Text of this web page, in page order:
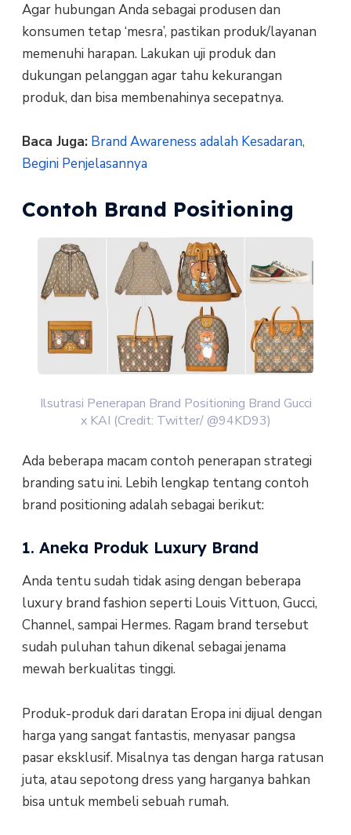
Agar hubungan Anda sebagai produsen dan
konsumen tetap ‘mesra’, pastikan produk/layanan
memenuhi harapan. Lakukan uji produk dan
dukungan pelanggan agar tahu kekurangan
produk, dan bisa membenahinya secepatnya.
Baca Juga: Brand Awareness adalah Kesadaran,
Begini Penjelasannya
Contoh Brand Positioning
Ilsutrasi Penerapan Brand Positioning Brand Gucci
x KAI (Credit: Twitter/ @94KD93)
Ada beberapa macam contoh penerapan strategi
branding satu ini. Lebih lengkap tentang contoh
brand positioning adalah sebagai berikut:
1. Aneka Produk Luxury Brand
Anda tentu sudah tidak asing dengan beberapa
luxury brand fashion seperti Louis Vittuon, Gucci,
Channel, sampai Hermes. Ragam brand tersebut
sudah puluhan tahun dikenal sebagai jenama
mewah berkualitas tinggi.
Produk-produk dari daratan Eropa ini dijual dengan
harga yang sangat fantastis, menyasar pangsa
pasar eksklusif. Misalnya tas dengan harga ratusan
juta, atau sepotong dress yang harganya bahkan
bisa untuk membeli sebuah rumah.